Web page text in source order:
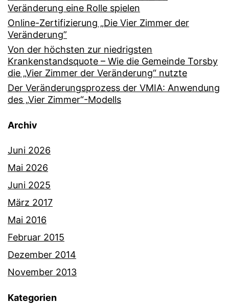
Veränderung eine Rolle spielen
Online-Zertifizierung „Die Vier Zimmer der
Veränderung”
Von der höchsten zur niedrigsten
Krankenstandsquote – Wie die Gemeinde Torsby
die „Vier Zimmer der Veränderung“ nutzte
Der Veränderungsprozess der VMIA: Anwendung
des „Vier Zimmer“-Modells
Archiv
Juni 2026
Mai 2026
Juni 2025
März 2017
Mai 2016
Februar 2015
Dezember 2014
November 2013
Kategorien